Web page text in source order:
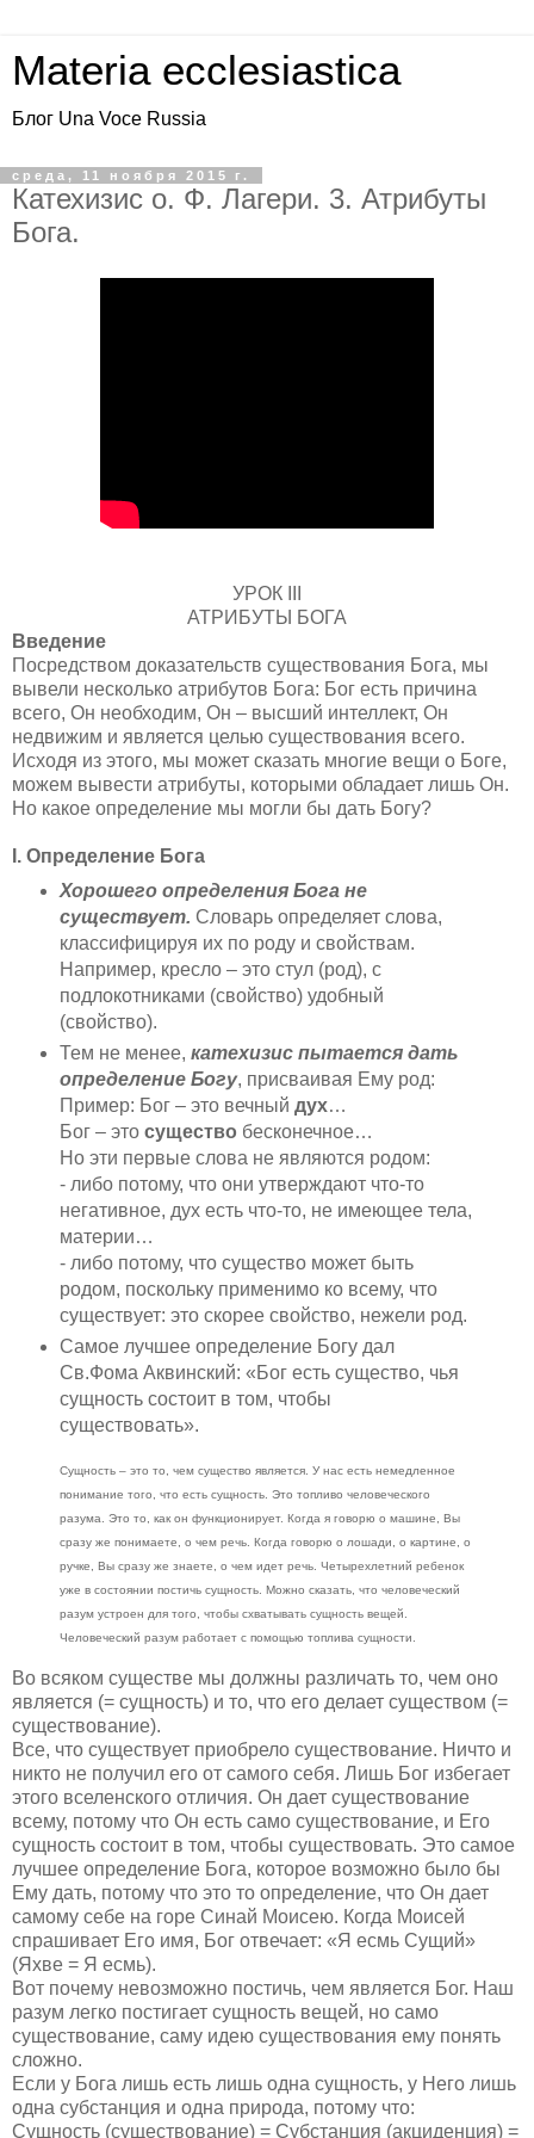
Materia ecclesiastica
Блог Una Voce Russia
среда, 11 ноября 2015 г.
Катехизис о. Ф. Лагери. 3. Атрибуты
Бога.
УРОК III
АТРИБУТЫ БОГА
Введение
Посредством доказательств существования Бога, мы
вывели несколько атрибутов Бога: Бог есть причина
всего, Он необходим, Он – высший интеллект, Он
недвижим и является целью существования всего.
Исходя из этого, мы может сказать многие вещи о Боге,
можем вывести атрибуты, которыми обладает лишь Он.
Но какое определение мы могли бы дать Богу?
I. Определение Бога
Хорошего определения Бога не
существует. Словарь определяет слова,
классифицируя их по роду и свойствам.
Например, кресло – это стул (род), с
подлокотниками (свойство) удобный
(свойство).
Тем не менее, катехизис пытается дать
определение Богу, присваивая Ему род:
Пример: Бог – это вечный дух…
Бог – это существо бесконечное…
Но эти первые слова не являются родом:
- либо потому, что они утверждают что-то
негативное, дух есть что-то, не имеющее тела,
материи…
- либо потому, что существо может быть
родом, поскольку применимо ко всему, что
существует: это скорее свойство, нежели род.
Самое лучшее определение Богу дал
Св.Фома Аквинский: «Бог есть существо, чья
сущность состоит в том, чтобы
существовать».
Сущность – это то, чем существо является. У нас есть немедленное
понимание того, что есть сущность. Это топливо человеческого
разума. Это то, как он функционирует. Когда я говорю о машине, Вы
сразу же понимаете, о чем речь. Когда говорю о лошади, о картине, о
ручке, Вы сразу же знаете, о чем идет речь. Четырехлетний ребенок
уже в состоянии постичь сущность. Можно сказать, что человеческий
разум устроен для того, чтобы схватывать сущность вещей.
Человеческий разум работает с помощью топлива сущности.
Во всяком существе мы должны различать то, чем оно
является (= сущность) и то, что его делает существом (=
существование).
Все, что существует приобрело существование. Ничто и
никто не получил его от самого себя. Лишь Бог избегает
этого вселенского отличия. Он дает существование
всему, потому что Он есть само существование, и Его
сущность состоит в том, чтобы существовать. Это самое
лучшее определение Бога, которое возможно было бы
Ему дать, потому что это то определение, что Он дает
самому себе на горе Синай Моисею. Когда Моисей
спрашивает Его имя, Бог отвечает: «Я есмь Сущий»
(Яхве = Я есмь).
Вот почему невозможно постичь, чем является Бог. Наш
разум легко постигает сущность вещей, но само
существование, саму идею существования ему понять
сложно.
Если у Бога лишь есть лишь одна сущность, у Него лишь
одна субстанция и одна природа, потому что:
Сущность (существование) = Субстанция (акциденция) =